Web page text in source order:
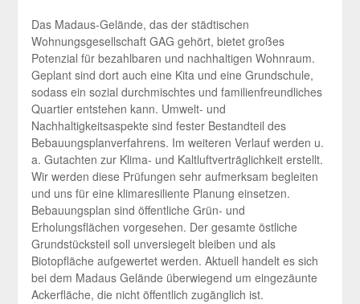
Das Madaus-Gelände, das der städtischen
Wohnungsgesellschaft GAG gehört, bietet großes
Potenzial für bezahlbaren und nachhaltigen Wohnraum.
Geplant sind dort auch eine Kita und eine Grundschule,
sodass ein sozial durchmischtes und familienfreundliches
Quartier entstehen kann. Umwelt- und
Nachhaltigkeitsaspekte sind fester Bestandteil des
Bebauungsplanverfahrens. Im weiteren Verlauf werden u.
a. Gutachten zur Klima- und Kaltluftverträglichkeit erstellt.
Wir werden diese Prüfungen sehr aufmerksam begleiten
und uns für eine klimaresiliente Planung einsetzen.
Bebauungsplan sind öffentliche Grün- und
Erholungsflächen vorgesehen. Der gesamte östliche
Grundstücksteil soll unversiegelt bleiben und als
Biotopfläche aufgewertet werden. Aktuell handelt es sich
bei dem Madaus Gelände überwiegend um eingezäunte
Ackerfläche, die nicht öffentlich zugänglich ist.